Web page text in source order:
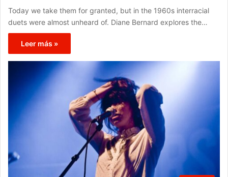
Today we take them for granted, but in the 1960s interracial
duets were almost unheard of. Diane Bernard explores the…
Leer más »